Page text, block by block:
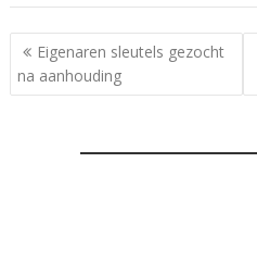
Bericht
navigatie
Eigenaren sleutels gezocht
na aanhouding